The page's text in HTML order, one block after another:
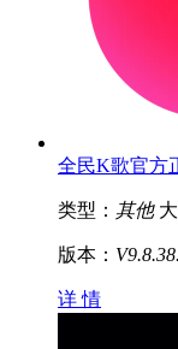
全民K歌官方
类型： 其他
版本：
详 情